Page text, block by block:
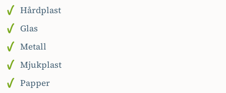
Hårdplast
Glas
Metall
Mjukplast
Papper